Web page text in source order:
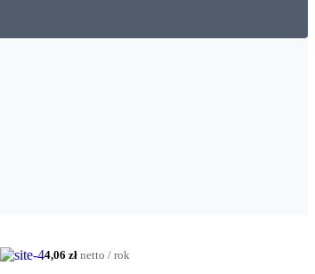
4,06 zł netto / rok